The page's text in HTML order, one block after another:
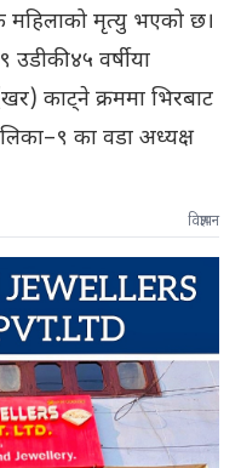
मृत्यु भएको छ।
४५ वर्षीया
काट्ने क्रममा भिरबाट
का वडा अध्यक्ष
विज्ञापन